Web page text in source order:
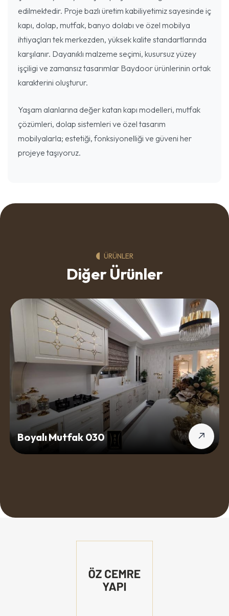
edilmektedir. Proje bazlı üretim kabiliyetimiz sayesinde iç
kapı, dolap, mutfak, banyo dolabı ve özel mobilya
ihtiyaçları tek merkezden, yüksek kalite standartlarında
karşılanır. Dayanıklı malzeme seçimi, kusursuz yüzey
işçiligi ve zamansız tasarımlar Baydoor ürünlerinin ortak
karakterini oluşturur.
Yaşam alanlarına değer katan kapı modelleri, mutfak
çözümleri, dolap sistemleri ve özel tasarım
mobilyalarla; estetiği, fonksiyonelliği ve güveni her
projeye taşıyoruz.
ÜRÜNLER
Diğer Ürünler
Boyalı Mutfak 030